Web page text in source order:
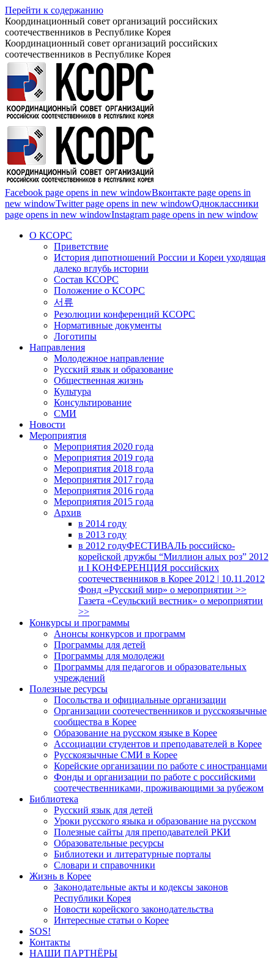
Перейти к содержанию
Координационный совет организаций российских
соотечественников в Республике Корея
Координационный совет организаций российских
соотечественников в Республике Корея
Facebook page opens in new windowВконтакте page opens in
new windowTwitter page opens in new windowОдноклассники
page opens in new windowInstagram page opens in new window
О КСОРС
Приветствие
История дипотношений России и Кореи уходящая
далеко вглубь истории
Состав КСОРС
Положение о КСОРС
서류
Резолюции конференций КСОРС
Нормативные документы
Логотипы
Направления
Молодежное направление
Русский язык и образование
Общественная жизнь
Культура
Консультирование
СМИ
Новости
Мероприятия
Мероприятия 2020 года
Мероприятия 2019 года
Мероприятия 2018 годa
Мероприятия 2017 года
Мероприятия 2016 года
Мероприятия 2015 года
Архив
в 2014 году
в 2013 году
в 2012 годуФЕСТИВАЛЬ российско-
корейской дружбы “Миллион алых роз” 2012
и I КОНФЕРЕНЦИЯ российских
соотечественников в Корее 2012 | 10.11.2012
Фонд «Русский мир» о мероприятии >>
Газета «Сеульский вестник» о мероприятии
>>
Конкурсы и программы
Анонсы конкурсов и программ
Программы для детей
Программы для молодежи
Программы для педагогов и образовательных
учреждений
Полезные ресурсы
Посольства и официальные организации
Организации соотечественников и русскоязычные
сообщества в Корее
Образование на русском языке в Корее
Ассоциации студентов и преподавателей в Корее
Русскоязычные СМИ в Корее
Корейские организации по работе с иностранцами
Фонды и организации по работе с российскими
соотечественниками, проживающими за рубежом
Библиотека
Русский язык для детей
Уроки русского языка и образование на русском
Полезные сайты для преподавателей РКИ
Образовательные ресурсы
Библиотеки и литературные порталы
Словари и справочники
Жизнь в Корее
Законодательные акты и кодексы законов
Республики Корея
Новости корейского законодательства
Интересные статьи о Корее
SOS!
Контакты
НАШИ ПАРТНЁРЫ